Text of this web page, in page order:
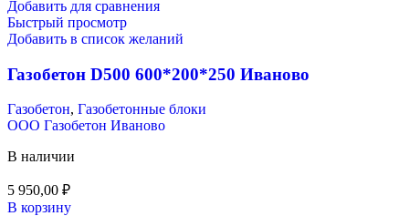
Добавить для сравнения
Быстрый просмотр
Добавить в список желаний
Газобетон D500 600*200*250 Иваново
Газобетон, Газобетонные блоки
ООО Газобетон Иваново
В наличии
5 950,00 ₽
В корзину